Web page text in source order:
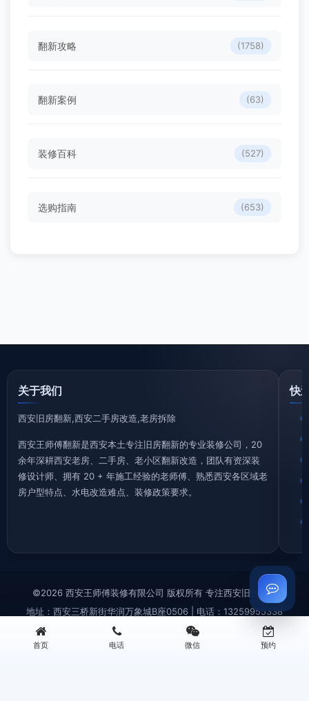
翻新攻略 (1758)
翻新案例 (63)
装修百科 (527)
选购指南 (653)
关于我们
西安旧房翻新,西安二手房改造,老房拆除
西安王师傅翻新是西安本土专注旧房翻新的专业装修公司，20
余年深耕西安老房、二手房、老小区翻新改造，团队有资深装
修设计师、拥有 20 + 年施工经验的老师傅、熟悉西安各区域老
房户型特点、水电改造难点、装修政策要求。
快
©2026 西安王师傅装修有限公司 版权所有 专注西安旧房翻新
地址：西安三桥新街华润万象城B座0506 | 电话：13259955338
西安旧房拆除|老房拆迁拆旧|砸墙铲墙|垃圾清运—王师傅装修
首页 电话 微信 预约